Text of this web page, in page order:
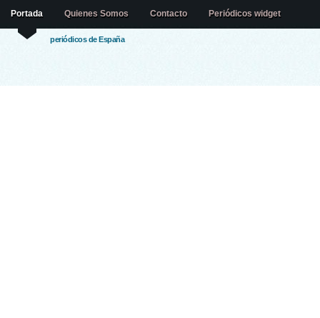
periódicos de España
Portada Quienes Somos Contacto Periódicos widget